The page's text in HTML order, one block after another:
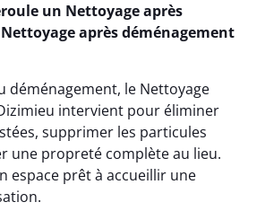
un Nettoyage après
après déménagement
déménagement, le Nettoyage
intervient pour éliminer
supprimer les particules
une propreté complète au lieu.
espace prêt à accueillir une